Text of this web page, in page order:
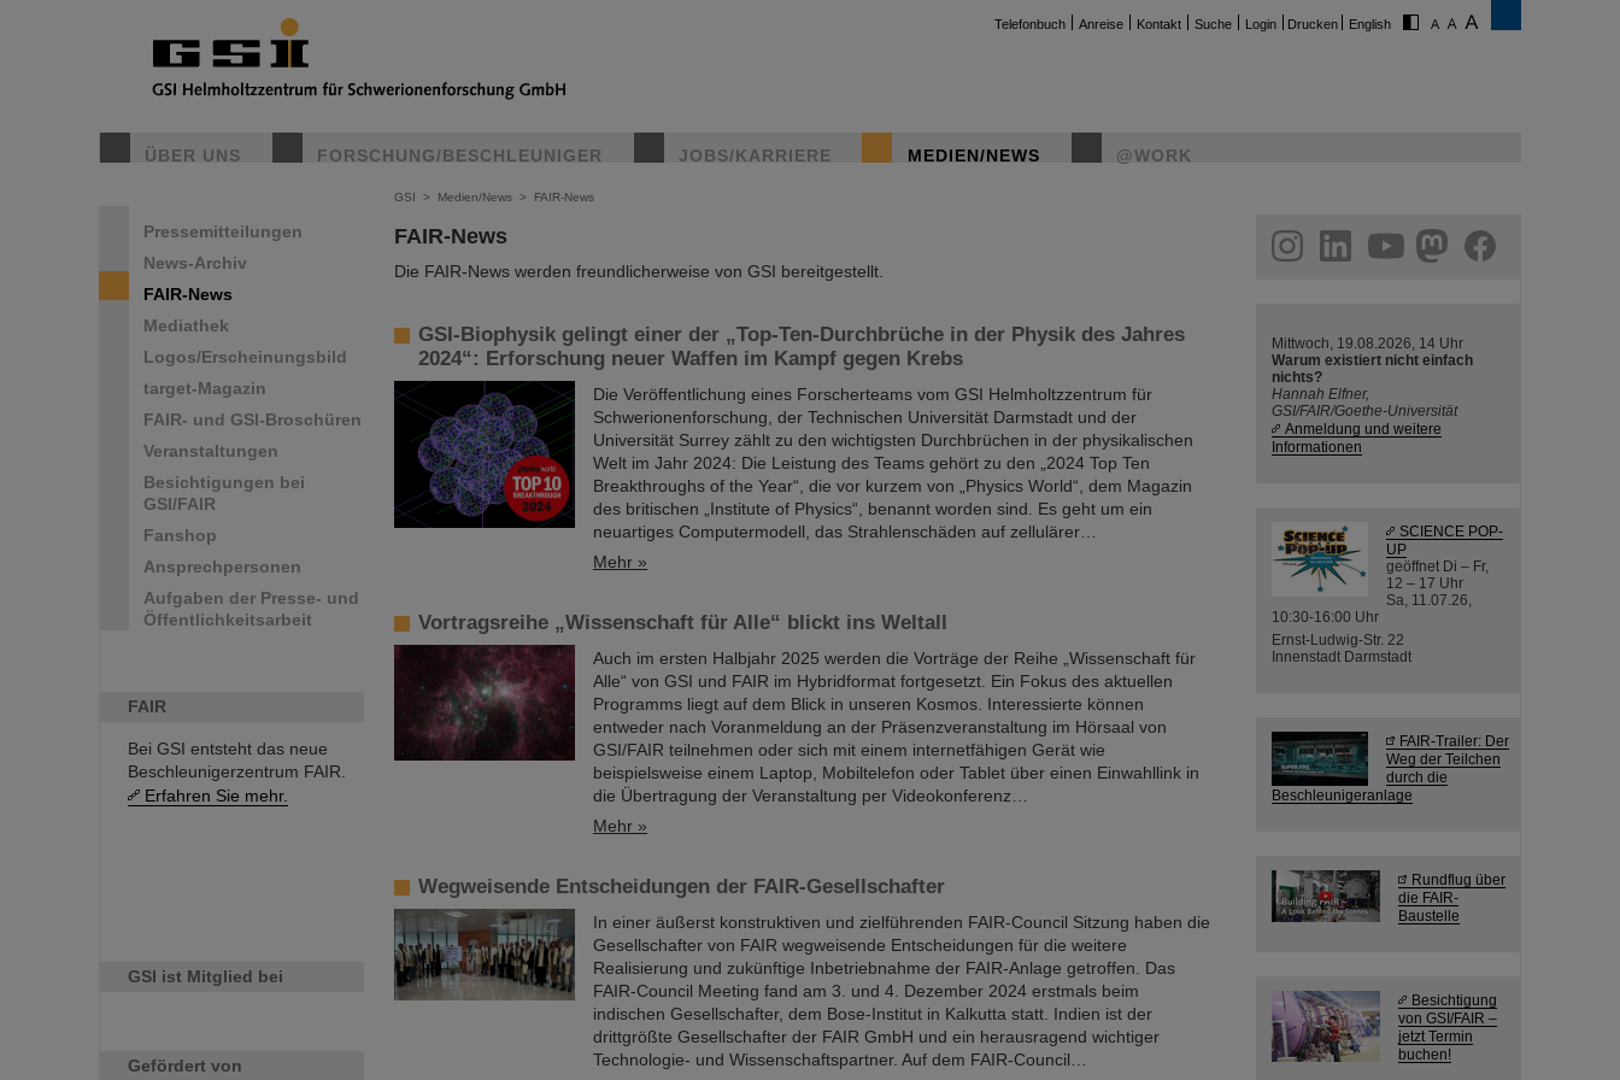
Telefonbuch Anreise Kontakt Suche Login Drucken English
ÜBER UNS FORSCHUNG/BESCHLEUNIGER JOBS/KARRIERE MEDIEN/NEWS @WORK
Pressemitteilungen
News-Archiv
FAIR-News
Mediathek
Logos/Erscheinungsbild
target-Magazin
FAIR- und GSI-Broschüren
Veranstaltungen
Besichtigungen bei
GSI/FAIR
Fanshop
Ansprechpersonen
Aufgaben der Presse- und
Öffentlichkeitsarbeit
FAIR
Bei GSI entsteht das neue
Beschleunigerzentrum FAIR.
Erfahren Sie mehr.
GSI ist Mitglied bei
Gefördert von
GSI > Medien/News > FAIR-News
FAIR-News
Die FAIR-News werden freundlicherweise von GSI bereitgestellt.
GSI-Biophysik gelingt einer der „Top-Ten-Durchbrüche in der Physik des Jahres
2024“: Erforschung neuer Waffen im Kampf gegen Krebs
Die Veröffentlichung eines Forscherteams vom GSI Helmholtzzentrum für
Schwerionenforschung, der Technischen Universität Darmstadt und der
Universität Surrey zählt zu den wichtigsten Durchbrüchen in der physikalischen
Welt im Jahr 2024: Die Leistung des Teams gehört zu den „2024 Top Ten
Breakthroughs of the Year“, die vor kurzem von „Physics World“, dem Magazin
des britischen „Institute of Physics“, benannt worden sind. Es geht um ein
neuartiges Computermodell, das Strahlenschäden auf zellulärer…
Mehr »
Vortragsreihe „Wissenschaft für Alle“ blickt ins Weltall
Auch im ersten Halbjahr 2025 werden die Vorträge der Reihe „Wissenschaft für
Alle“ von GSI und FAIR im Hybridformat fortgesetzt. Ein Fokus des aktuellen
Programms liegt auf dem Blick in unseren Kosmos. Interessierte können
entweder nach Voranmeldung an der Präsenzveranstaltung im Hörsaal von
GSI/FAIR teilnehmen oder sich mit einem internetfähigen Gerät wie
beispielsweise einem Laptop, Mobiltelefon oder Tablet über einen Einwahllink in
die Übertragung der Veranstaltung per Videokonferenz…
Mehr »
Wegweisende Entscheidungen der FAIR-Gesellschafter
In einer äußerst konstruktiven und zielführenden FAIR-Council Sitzung haben die
Gesellschafter von FAIR wegweisende Entscheidungen für die weitere
Realisierung und zukünftige Inbetriebnahme der FAIR-Anlage getroffen. Das
FAIR-Council Meeting fand am 3. und 4. Dezember 2024 erstmals beim
indischen Gesellschafter, dem Bose-Institut in Kalkutta statt. Indien ist der
drittgrößte Gesellschafter der FAIR GmbH und ein herausragend wichtiger
Technologie- und Wissenschaftspartner. Auf dem FAIR-Council…
helmholtz.social
facebook
Mittwoch, 19.08.2026, 14 Uhr
Warum existiert nicht einfach
nichts?
Hannah Elfner,
GSI/FAIR/Goethe-Universität
Anmeldung und weitere
Informationen
SCIENCE POP-
UP
geöffnet Di – Fr,
12 – 17 Uhr
Sa, 11.07.26,
10:30-16:00 Uhr
Ernst-Ludwig-Str. 22
Innenstadt Darmstadt
FAIR-Trailer: Der
Weg der Teilchen
durch die
Beschleunigeranlage
Rundflug über
die FAIR-
Baustelle
Besichtigung
von GSI/FAIR –
jetzt Termin
buchen!